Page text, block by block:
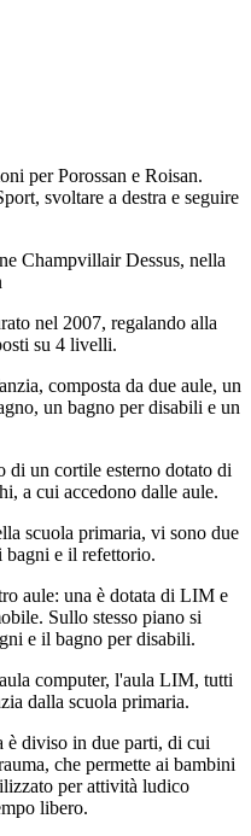
per Porossan e Roisan.
svoltare a destra e seguire
Champvillair Dessus, nella
nel 2007, regalando alla
su 4 livelli.
composta da due aule, un
un bagno per disabili e un
un cortile esterno dotato di
a cui accedono dalle aule.
scuola primaria, vi sono due
bagni e il refettorio.
aule: una è dotata di LIM e
Sullo stesso piano si
e il bagno per disabili.
computer, l'aula LIM, tutti
dalla scuola primaria.
è diviso in due parti, di cui
che permette ai bambini
per attività ludico
libero.